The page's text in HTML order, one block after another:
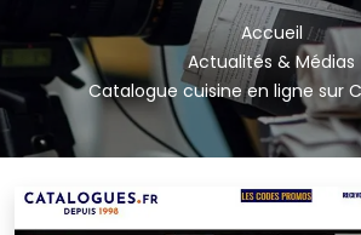
Accueil
Actualités & Médias
Catalogue cuisine en ligne sur